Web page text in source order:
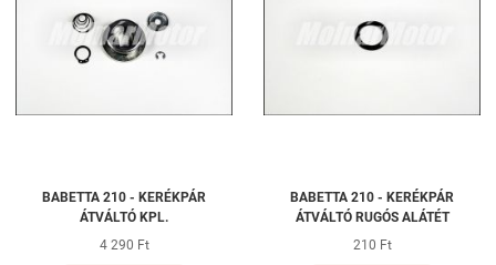
BABETTA 210 - KERÉKPÁR
ÁTVÁLTÓ KPL.
4 290 Ft
BABETTA 210 - KERÉKPÁR
ÁTVÁLTÓ RUGÓS ALÁTÉT
210 Ft